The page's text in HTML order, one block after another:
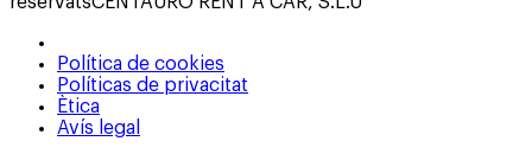
Política de cookies
Políticas de privacitat
Ètica
Avís legal